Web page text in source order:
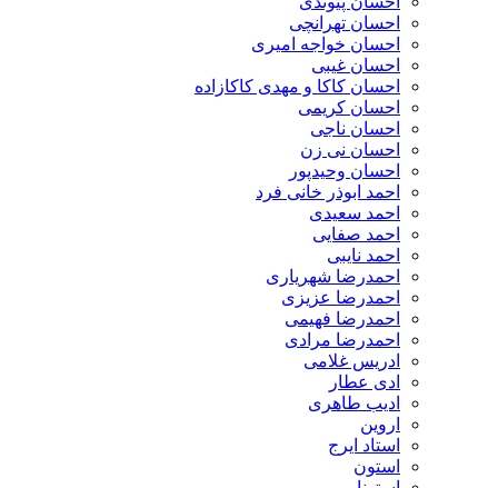
احسان تهرانچی
احسان خواجه امیری
احسان غیبی
احسان کاکا و مهدی کاکازاده
احسان کریمی
احسان ناجی
احسان نی زن
احسان وحیدپور
احمد ابوذر خانی فرد
احمد سعیدی
احمد صفایی
احمد نایبی
احمدرضا شهریاری
احمدرضا عزیزی
احمدرضا فهیمی
احمدرضا مرادی
ادریس غلامی
ادی عطار
ادیب طاهری
اروین
استاد ایرج
استون